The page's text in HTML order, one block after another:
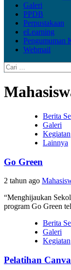
Galeri
PPDB
Perpustakaan
eLearning
Pengumuman
Webmail
Cari
untuk:
Berita
Galeri
Kegiatan
Lainnya
Go Green
2 tahun ago
“Menghijaukan
program Go Green
Berita
Galeri
Kegiatan
Pelatihan